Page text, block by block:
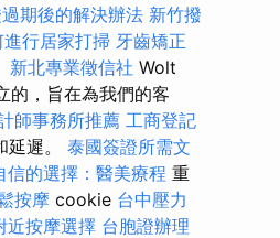
期後的解決辦法 新竹撥
進行居家打掃 牙齒矯正
新北專業徵信社 Wolt
的，旨在為我們的客
師事務所推薦 工商登記
遲。 泰國簽證所需文
信的選擇：醫美療程 重
按摩 cookie 台中壓力
近按摩選擇 台胞證辦理